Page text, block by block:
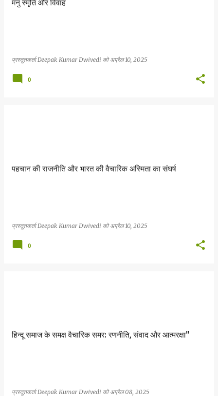
मनु स्मृति और विवाह
प्रस्तुतकर्ताDeepak Kumar Dwivedi कोअप्रैल 10, 2025
0
पहचान की राजनीति और भारत की वैचारिक अस्मिता का संघर्ष
प्रस्तुतकर्ताDeepak Kumar Dwivedi कोअप्रैल 10, 2025
0
हिन्दू समाज के समक्ष वैचारिक समर: रणनीति, संवाद और आत्मरक्षा"
प्रस्तुतकर्ताDeepak Kumar Dwivedi कोअप्रैल 08, 2025